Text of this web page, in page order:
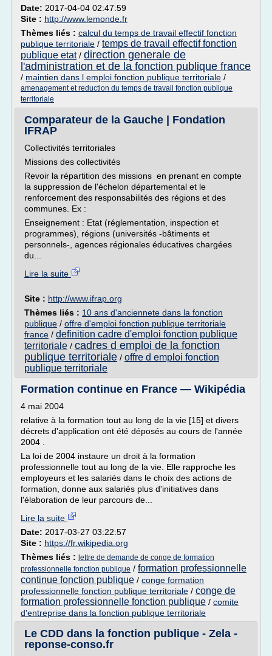
Date: 2017-04-04 02:47:59
Site : http://www.lemonde.fr
Thèmes liés : calcul du temps de travail effectif fonction
publique territoriale / temps de travail effectif fonction
publique etat/ direction generale de
l'administration et de la fonction publique france
/ maintien dans l emploi fonction publique territoriale /
amenagement et reduction du temps de travail fonction publique
territoriale
Comparateur de la Gauche | Fondation
IFRAP
Collectivités territoriales
Missions des collectivités
Revoir la répartition des missions en prenant en compte
la suppression de l'échelon départemental et le
renforcement des responsabilités des régions et des
communes. Ex :
Enseignement : Etat (réglementation, inspection et
programmes), régions (universités -bâtiments et
personnels-, agences régionales éducatives chargées
du...
Lire la suite
Site : http://www.ifrap.org
Thèmes liés : 10 ans d'anciennete dans la fonction
publique / offre d'emploi fonction publique territoriale
france / definition cadre d'emploi fonction publique
territoriale / cadres d emploi de la fonction
publique territoriale / offre d emploi fonction
publique territoriale
Formation continue en France — Wikipédia
4 mai 2004
relative à la formation tout au long de la vie [15] et divers
décrets d'application ont été déposés au cours de l'année
2004 .
La loi de 2004 instaure un droit à la formation
professionnelle tout au long de la vie. Elle rapproche les
employeurs et les salariés dans le choix des actions de
formation, donne aux salariés plus d'initiatives dans
l'élaboration de leur parcours de...
Lire la suite
Date: 2017-03-27 03:22:57
Site : https://fr.wikipedia.org
Thèmes liés : lettre de demande de conge de formation
professionnelle fonction publique / formation professionnelle
continue fonction publique / conge formation
professionnelle fonction publique territoriale / conge de
formation professionnelle fonction publique / comite
d'entreprise dans la fonction publique territoriale
Le CDD dans la fonction publique - Zela -
reponse-conso.fr